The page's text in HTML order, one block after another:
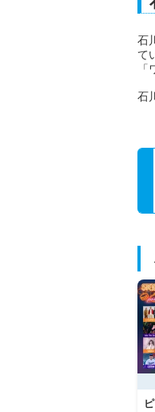
石
て
石